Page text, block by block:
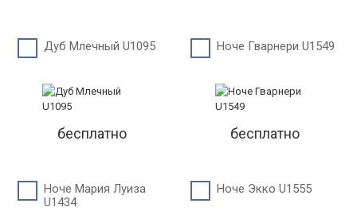
Дуб Млечный U1095
бесплатно
Ноче Гварнери U1549
бесплатно
Ноче Мария Луиза
U1434
Ноче Экко U1555